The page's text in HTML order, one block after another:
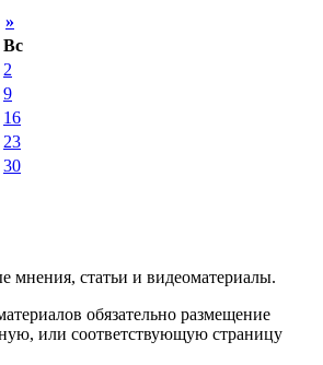
»
Вс
2
9
16
23
30
мнения, статьи и видеоматериалы.
обязательно размещение
или соответствующую страницу